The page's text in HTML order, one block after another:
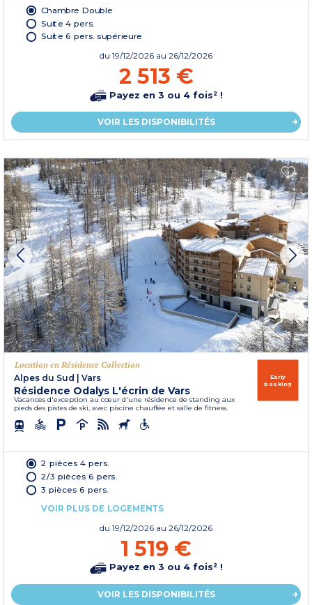
Chambre Double
Suite 4 pers.
Suite 6 pers. supérieure
du 19/12/2026 au 26/12/2026
2 513 €
Payez en 3 ou 4 fois² !
VOIR LES DISPONIBILITÉS
Location en Résidence Collection
Alpes du Sud
Vars
Résidence Odalys L'écrin de Vars
Vacances d'exception au cœur d'une résidence de standing aux
pieds des pistes de ski, avec piscine chauffée et salle de fitness.
Early
booking
2 pièces 4 pers.
2/3 pièces 6 pers.
3 pièces 6 pers.
VOIR PLUS DE LOGEMENTS
du 19/12/2026 au 26/12/2026
1 519 €
Payez en 3 ou 4 fois² !
VOIR LES DISPONIBILITÉS